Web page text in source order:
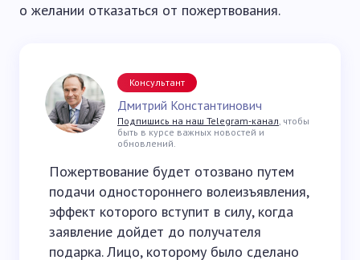
о желании отказаться от пожертвования.
Консультант
Дмитрий Константинович
Подпишись на наш Telegram-канал, чтобы
быть в курсе важных новостей и
обновлений.
Пожертвование будет отозвано путем
подачи одностороннего волеизъявления,
эффект которого вступит в силу, когда
заявление дойдет до получателя
подарка. Лицо, которому было сделано